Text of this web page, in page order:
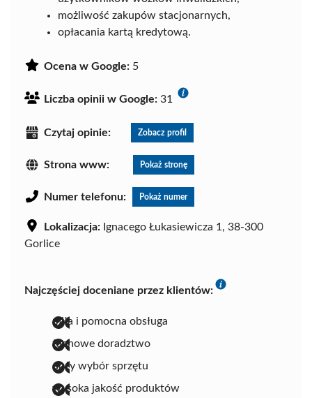
możliwość zakupów stacjonarnych,
opłacania kartą kredytową.
Ocena w Google: 5
Liczba opinii w Google: 31
Czytaj opinie: Zobacz profil
Strona www: Pokaż stronę
Numer telefonu: Pokaż numer
Lokalizacja: Ignacego Łukasiewicza 1, 38-300
Gorlice
Najczęściej doceniane przez klientów:
miła i pomocna obsługa
fachowe doradztwo
duży wybór sprzętu
wysoka jakość produktów